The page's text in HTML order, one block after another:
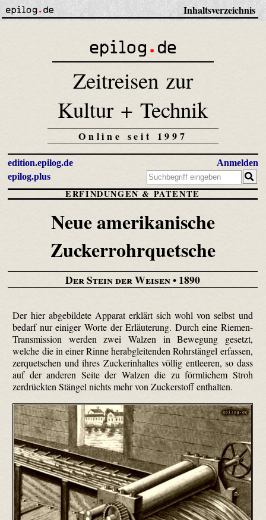
Inhaltsverzeichnis
Zeitreisen zur
Kultur + Technik
Online seit 1997
edition.epilog.de
epilog.plus
Anmelden
ERFINDUNGEN & PATENTE
Neue amerikanische
Zuckerrohrquetsche
Der Stein der Weisen• 1890
Der hier abgebildete Apparat erklärt sich wohl von selbst und
bedarf nur einiger Worte der Erläuterung. Durch eine Riemen-
Transmission werden zwei Walzen in Bewegung gesetzt,
welche die in einer Rinne herabgleitenden Rohrstängel erfassen,
zerquetschen und ihres Zuckerinhaltes völlig entleeren, so dass
auf der anderen Seite der Walzen die zu förmlichem Stroh
zerdrückten Stängel nichts mehr von Zuckerstoff enthalten.